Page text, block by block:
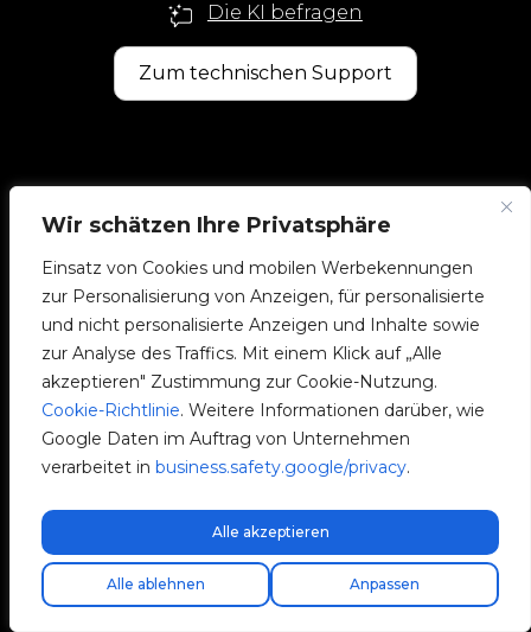
Wir schätzen Ihre Privatsphäre
Einsatz von Cookies und mobilen Werbekennungen
zur Personalisierung von Anzeigen, für personalisierte
und nicht personalisierte Anzeigen und Inhalte sowie
zur Analyse des Traffics. Mit einem Klick auf „Alle
akzeptieren" Zustimmung zur Cookie-Nutzung.
Cookie-Richtlinie. Weitere Informationen darüber, wie
Google Daten im Auftrag von Unternehmen
verarbeitet in business.safety.google/privacy.
Anpassen
Alle ablehnen
Alle akzeptieren
Die KI befragen
Zum technischen Support
Avenida Camí Nou, 268
46950 Xirivella
Valencia, Spanien
+34 96 065 45 54
info@v2charge.com
RECHTLICHES
Kostenloser Expressversand!